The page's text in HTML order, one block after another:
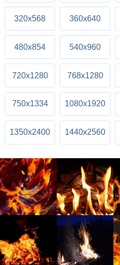
320x568 360x640
480x854 540x960
720x1280 768x1280
750x1334 1080x1920
1350x2400 1440x2560